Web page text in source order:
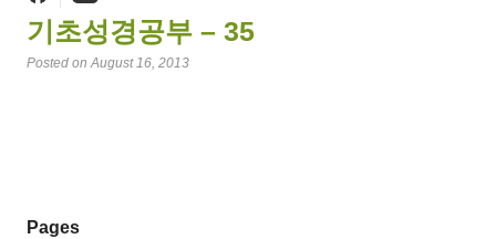
기초성경공부 – 35
Posted on August 16, 2013
Pages